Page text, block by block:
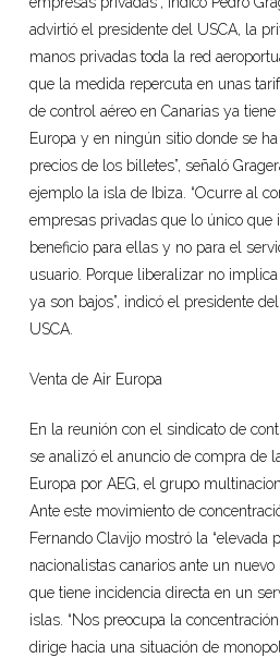
advirtió el presidente del USCA, la
manos privadas toda la red
que la medida repercuta en unas
de control aéreo en Canarias ya
Europa y en ningún sitio donde se
precios de los billetes”, señaló
ejemplo la isla de Ibiza. “Ocurre al
empresas privadas que lo único que
beneficio para ellas y no para el
usuario. Porque liberalizar no
ya son bajos”, indicó el presidente
USCA.
Venta de Air Europa
En la reunión con el sindicato de
se analizó el anuncio de compra de
Europa por AEG, el grupo
Ante este movimiento de
Fernando Clavijo mostró la “elevada
nacionalistas canarios ante un
que tiene incidencia directa en un
islas. “Nos preocupa la
dirige hacia una situación de